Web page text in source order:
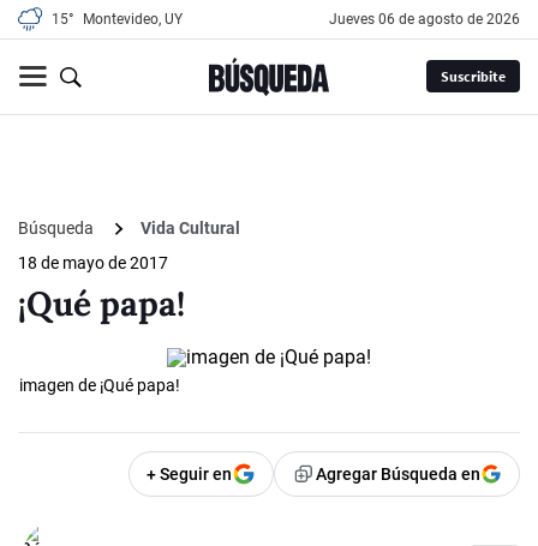
15° Montevideo, UY jueves 06 de agosto de 2026
Suscribite
Búsqueda
Vida Cultural
18 de mayo de 2017
¡Qué papa!
imagen de ¡Qué papa!
+ Seguir en Agregar Búsqueda en